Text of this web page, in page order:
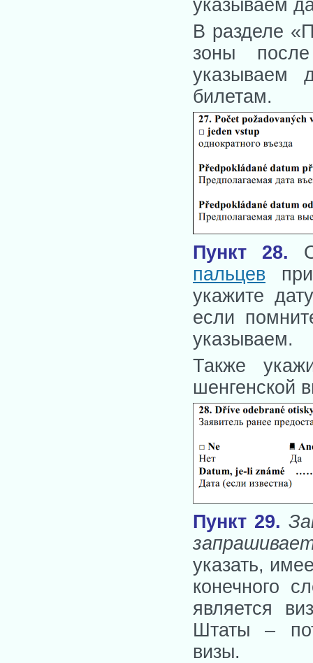
указываем
В разделе
зоны
указываем
билетам.
Пункт 28.
пальцев
укажите
если
указываем.
Также
шенгенской
Пункт 29.
указать,
конечного
является
Штаты –
визы.